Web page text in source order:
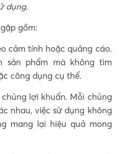
dụng.
gồm:
cảm tính hoặc quảng cáo.
sản phẩm mà không tìm
công dụng cụ thể.
lợi khuẩn. Mỗi chủng
nhau, việc sử dụng không
mang lại hiệu quả mong